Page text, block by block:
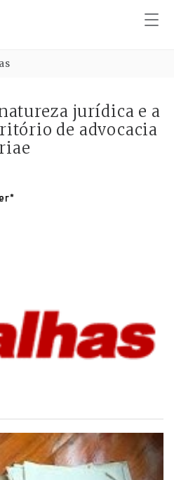
jurídica e a
de advocacia